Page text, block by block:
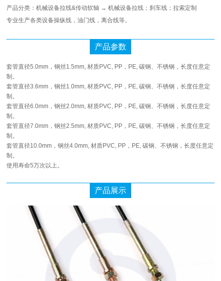
产品分类：机械设备拉线&传动软轴 → 机械设备拉线；刹车线；拉索定制
专业生产各类设备操纵线，油门线，离合线等。
产品参数
套管直径5.0mm，钢丝1.5mm, 材质PVC, PP，PE, 碳钢、不锈钢，长度任意定
制。
套管直径3.6mm，钢丝1.0mm, 材质PVC, PP，PE, 碳钢、不锈钢，长度任意定
制。
套管直径6.0mm，钢丝2.0mm, 材质PVC, PP，PE, 碳钢、不锈钢，长度任意定
制。
套管直径7.0mm，钢丝2.5mm, 材质PVC, PP，PE, 碳钢、不锈钢，长度任意定
制。
套管直径10.0mm，钢丝4.0mm, 材质PVC, PP，PE, 碳钢、不锈钢，长度任意定
制。
使用寿命5万次以上。
产品展示